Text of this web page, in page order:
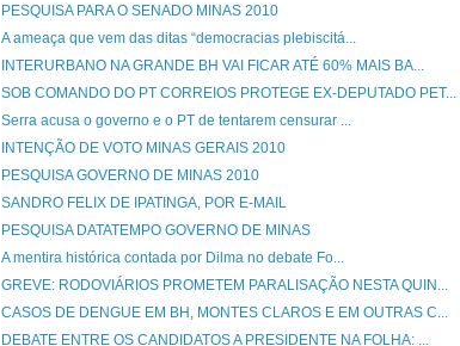
PESQUISA PARA O SENADO MINAS 2010
A ameaça que vem das ditas “democracias plebiscitá...
INTERURBANO NA GRANDE BH VAI FICAR ATÉ 60% MAIS BA...
SOB COMANDO DO PT CORREIOS PROTEGE EX-DEPUTADO PET...
Serra acusa o governo e o PT de tentarem censurar ...
INTENÇÃO DE VOTO MINAS GERAIS 2010
PESQUISA GOVERNO DE MINAS 2010
SANDRO FELIX DE IPATINGA, POR E-MAIL
PESQUISA DATATEMPO GOVERNO DE MINAS
A mentira histórica contada por Dilma no debate Fo...
GREVE: RODOVIÁRIOS PROMETEM PARALISAÇÃO NESTA QUIN...
CASOS DE DENGUE EM BH, MONTES CLAROS E EM OUTRAS C...
DEBATE ENTRE OS CANDIDATOS A PRESIDENTE NA FOLHA: ...